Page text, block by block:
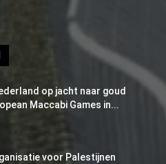
op jacht naar goud
Maccabi Games in...
voor Palestijnen